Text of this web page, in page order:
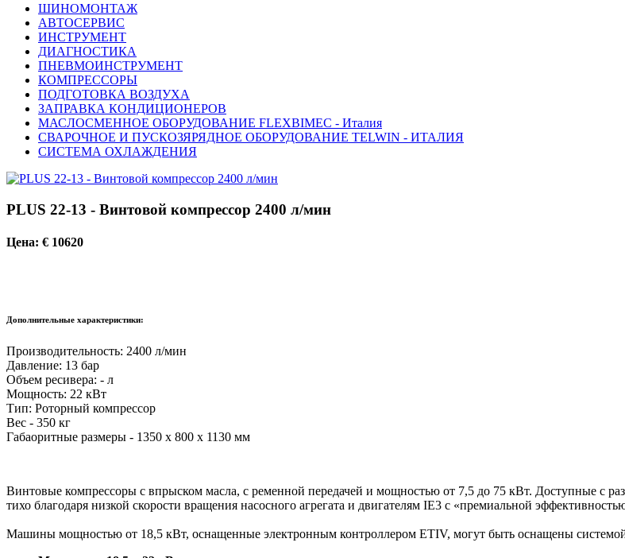
ШИНОМОНТАЖ
АВТОСЕРВИС
ИНСТРУМЕНТ
ДИАГНОСТИКА
ПНЕВМОИНСТРУМЕНТ
КОМПРЕССОРЫ
ПОДГОТОВКА ВОЗДУХА
ЗАПРАВКА КОНДИЦИОНЕРОВ
МАСЛОСМЕННОЕ ОБОРУДОВАНИЕ FLEXBIMEC - Италия
СВАРОЧНОЕ И ПУСКОЗЯРЯДНОЕ ОБОРУДОВАНИЕ TELWIN - ИТАЛИЯ
СИСТЕМА ОХЛАЖДЕНИЯ
PLUS 22-13 - Винтовой компрессор 2400 л/мин
Цена: € 10620
Дополнительные характеристики:
Производительность: 2400 л/мин
Давление: 13 бар
Объем ресивера: - л
Мощность: 22 кВт
Тип: Роторный компрессор
Вес - 350 кг
Габаоритные размеры - 1350 x 800 x 1130 мм
Винтовые компрессоры с впрыском масла, с ременной передачей и мощностью от 7,5 до 75 кВт. Доступные с
тихо благодаря низкой скорости вращения насосного агрегата и двигателям IE3 с «премиальной
Машины мощностью от 18,5 кВт, оснащенные электронным контроллером ETIV, могут быть оснащены